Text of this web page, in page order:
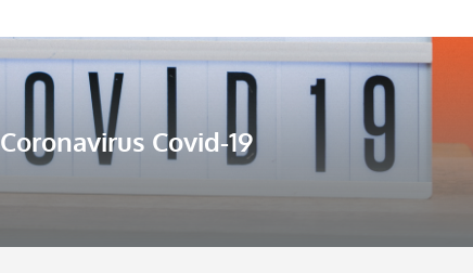
Coronavirus Covid-19